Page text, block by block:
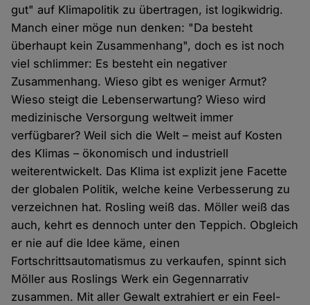
gut" auf Klimapolitik zu übertragen, ist logikwidrig.
Manch einer möge nun denken: "Da besteht
überhaupt kein Zusammenhang", doch es ist noch
viel schlimmer: Es besteht ein negativer
Zusammenhang. Wieso gibt es weniger Armut?
Wieso steigt die Lebenserwartung? Wieso wird
medizinische Versorgung weltweit immer
verfügbarer? Weil sich die Welt – meist auf Kosten
des Klimas – ökonomisch und industriell
weiterentwickelt. Das Klima ist explizit jene Facette
der globalen Politik, welche keine Verbesserung zu
verzeichnen hat. Rosling weiß das. Möller weiß das
auch, kehrt es dennoch unter den Teppich. Obgleich
er nie auf die Idee käme, einen
Fortschrittsautomatismus zu verkaufen, spinnt sich
Möller aus Roslings Werk ein Gegennarrativ
zusammen. Mit aller Gewalt extrahiert er ein Feel-